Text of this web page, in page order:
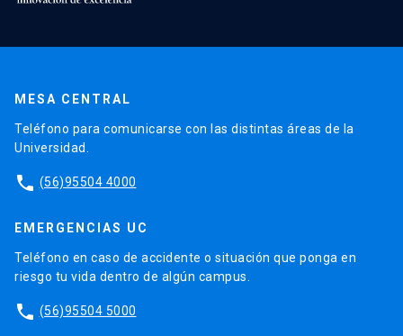
MESA CENTRAL
Teléfono para comunicarse con las distintas áreas de la
Universidad.
phone (56)95504 4000
EMERGENCIAS UC
Teléfono en caso de accidente o situación que ponga en
riesgo tu vida dentro de algún campus.
phone (56)95504 5000